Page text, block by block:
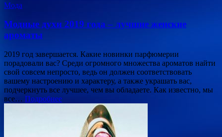
Мода
Модные духи 2019 года – лучшие женские
ароматы
2019 год завершается. Какие новинки парфюмерии
порадовали вас? Среди огромного множества ароматов найти
свой совсем непросто, ведь он должен соответствовать
вашему настроению и характеру, а также украшать вас,
подчеркнуть все лучшее, чем вы обладаете. Как известно, мы
все… Подробнее